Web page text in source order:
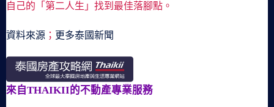
自己的「第二人生」找到最佳落腳點。
資料來源 ； 更多泰國新聞
來自THAIKII的不動產專業服務